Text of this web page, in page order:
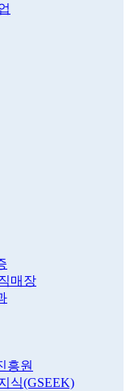
매장
흥원
식(GSEEK)